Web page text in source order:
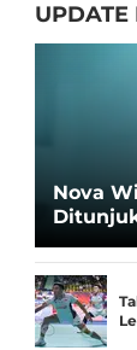
UPDATE
Nova